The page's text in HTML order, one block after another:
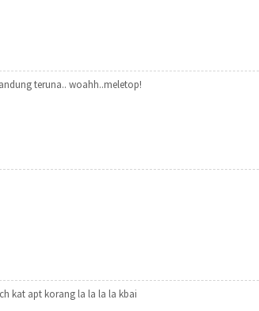
teruna.. woahh..meletop!
kat apt korang la la la la kbai